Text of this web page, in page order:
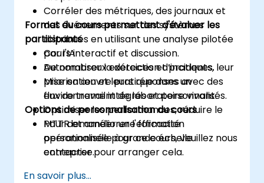
Corréler des métriques, des journaux et
des événements sur des systèmes
distribués en utilisant une analyse pilotée
par l'IA.
Automatiser la détection d’incidents, leur
priorisation et leurs réponses avec des
flux de travail intégrés et personnalisés.
Optimiser les performances, réduire le
MTTR et améliorer l'efficacité
opérationnelle à grande échelle
entreprise.
Format du cours permettant d'évaluer les
participants
Cours interactif et discussion.
De nombreux exercices et pratiques.
Mise en œuvre pratique dans un
environnement de laboratoire vivant.
Options de personnalisation du cours
Pour demander une formation
personnalisée pour ce cours, veuillez nous
contacter pour arranger cela.
En savoir plus...